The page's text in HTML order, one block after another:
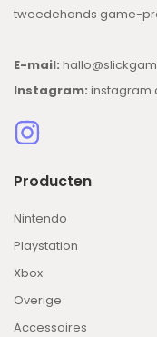
tweedehands game-
E-mail:
Instagram:
Producten
Nintendo
Playstation
Xbox
Overige
Accessoires